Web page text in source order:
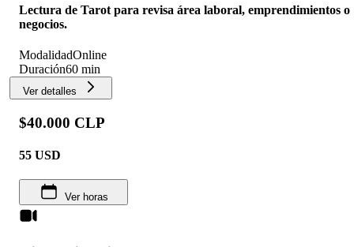
Lectura de Tarot para revisa área laboral, emprendimientos o
negocios.
ModalidadOnline
Duración60 min
Ver detalles
$40.000 CLP
55 USD
Ver horas